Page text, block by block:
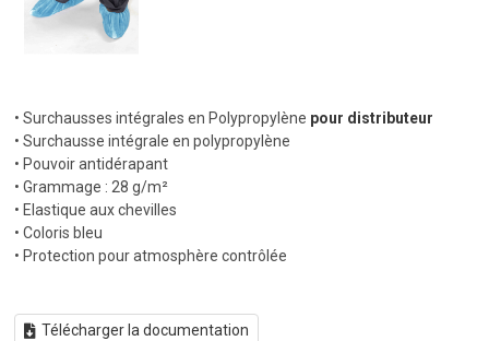
• Surchausses intégrales en Polypropylène pour distributeur
• Surchausse intégrale en polypropylène
• Pouvoir antidérapant
• Grammage : 28 g/m²
• Elastique aux chevilles
• Coloris bleu
• Protection pour atmosphère contrôlée
Télécharger la documentation